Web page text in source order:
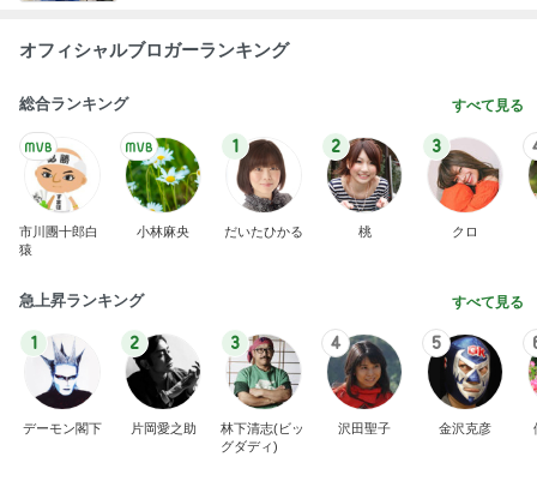
オフィシャルブロガーランキング
総合ランキング すべて見る
市川團十郎白
猿
小林麻央
1
だいたひかる
2
桃
3
クロ
急上昇ランキング すべて見る
1
デーモン閣下
2
片岡愛之助
3
林下清志(ビッ
グダディ)
4
沢田聖子
5
金沢克彦